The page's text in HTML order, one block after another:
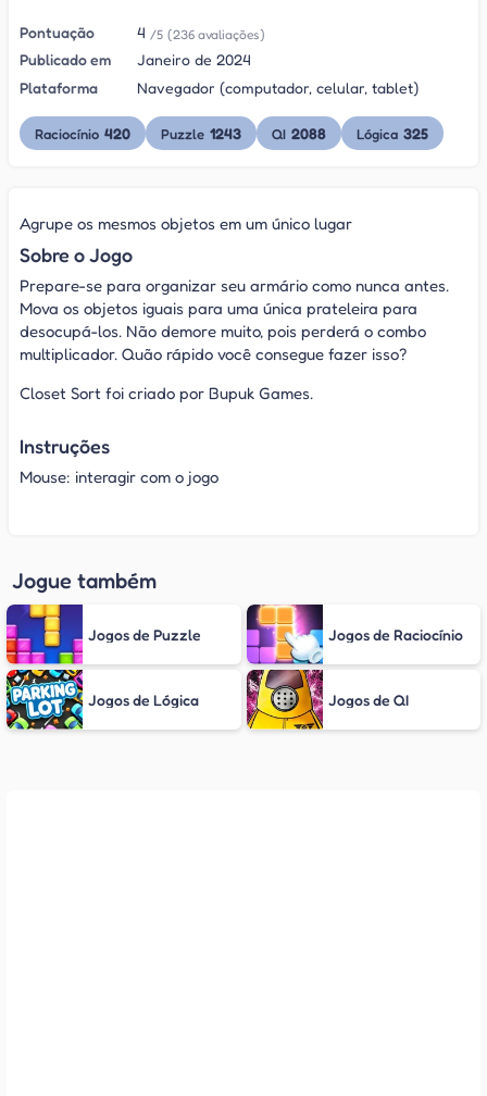
Pontuação 4 /5 (236 avaliações)
Publicado em
Janeiro de 2024
Plataforma
Navegador (computador, celular, tablet)
Raciocínio 420 Puzzle 1243 QI 2088 Lógica 325
Agrupe os mesmos objetos em um único lugar
Sobre o Jogo
Prepare-se para organizar seu armário como nunca antes.
Mova os objetos iguais para uma única prateleira para
desocupá-los. Não demore muito, pois perderá o combo
multiplicador. Quão rápido você consegue fazer isso?
Closet Sort foi criado por Bupuk Games.
Instruções
Mouse: interagir com o jogo
Jogue também
Jogos de Puzzle Jogos de Raciocínio
Jogos de Lógica Jogos de QI